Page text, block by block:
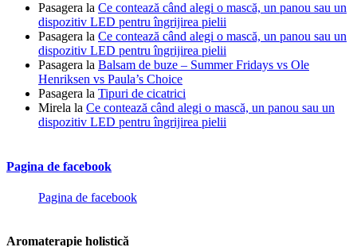
Pasagera la Ce contează când alegi o mască, un panou sau un
dispozitiv LED pentru îngrijirea pielii
Pasagera la Ce contează când alegi o mască, un panou sau un
dispozitiv LED pentru îngrijirea pielii
Pasagera la Balsam de buze – Summer Fridays vs Ole
Henriksen vs Paula’s Choice
Pasagera la Tipuri de cicatrici
Mirela la Ce contează când alegi o mască, un panou sau un
dispozitiv LED pentru îngrijirea pielii
Pagina de facebook
Pagina de facebook
Aromaterapie holistică